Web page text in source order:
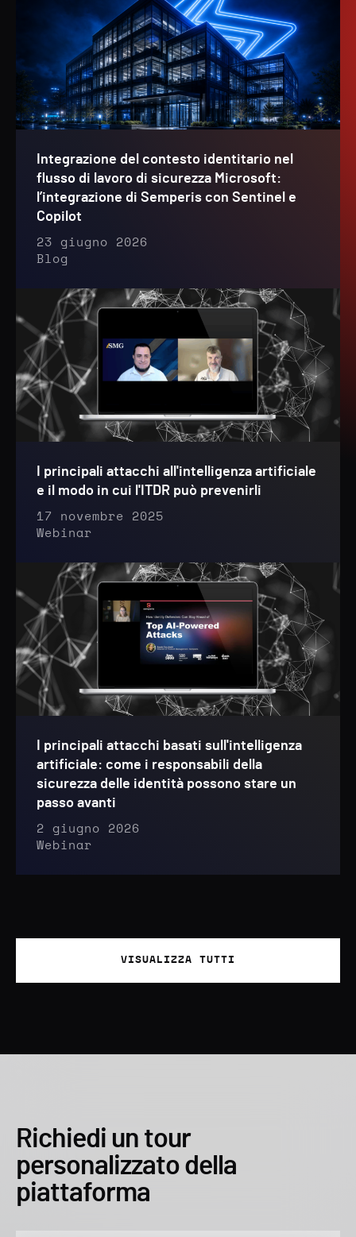
Integrazione del contesto identitario nel
flusso di lavoro di sicurezza Microsoft:
l’integrazione di Semperis con Sentinel e
Copilot
23 giugno 2026
Blog
I principali attacchi all'intelligenza artificiale
e il modo in cui l'ITDR può prevenirli
17 novembre 2025
Webinar
I principali attacchi basati sull'intelligenza
artificiale: come i responsabili della
sicurezza delle identità possono stare un
passo avanti
2 giugno 2026
Webinar
VISUALIZZA TUTTI
Richiedi un tour
personalizzato della
piattaforma